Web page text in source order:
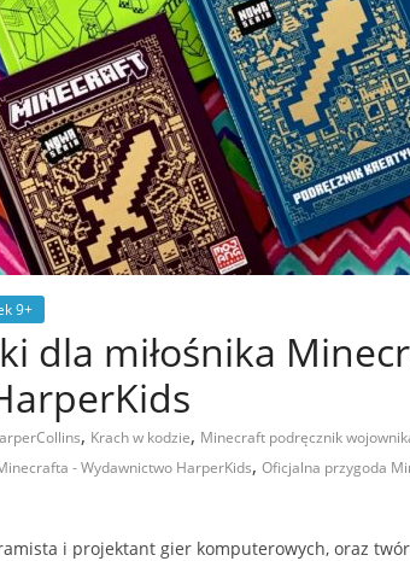
9+
dla miłośnika
, Krach w kodzie, Minecraft podręcznik
- Wydawnictwo HarperKids, Oficjalna przygoda
i projektant gier komputerowych, oraz